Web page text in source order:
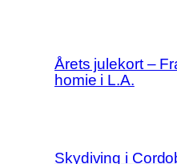
Årets julekort –
homie i L.A.
Skydiving i